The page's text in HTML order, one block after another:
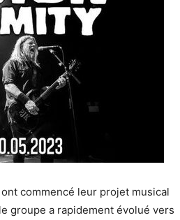
commencé leur projet musical
groupe a rapidement évolué vers